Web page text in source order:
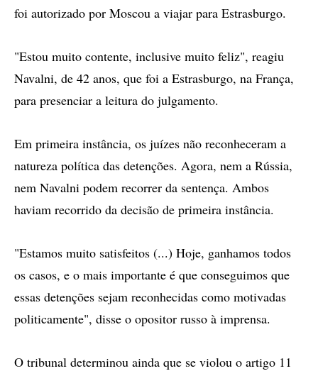
foi autorizado por Moscou a viajar para Estrasburgo.
"Estou muito contente, inclusive muito feliz", reagiu
Navalni, de 42 anos, que foi a Estrasburgo, na França,
para presenciar a leitura do julgamento.
Em primeira instância, os juízes não reconheceram a
natureza política das detenções. Agora, nem a Rússia,
nem Navalni podem recorrer da sentença. Ambos
haviam recorrido da decisão de primeira instância.
"Estamos muito satisfeitos (...) Hoje, ganhamos todos
os casos, e o mais importante é que conseguimos que
essas detenções sejam reconhecidas como motivadas
politicamente", disse o opositor russo à imprensa.
O tribunal determinou ainda que se violou o artigo 11